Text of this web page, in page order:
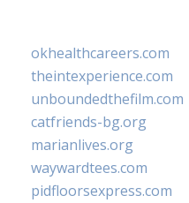
okhealthcareers.com
theintexperience.com
unboundedthefilm.com
catfriends-bg.org
marianlives.org
waywardtees.com
pidfloorsexpress.com